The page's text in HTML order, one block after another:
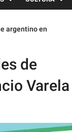
argentino en
de
Varela